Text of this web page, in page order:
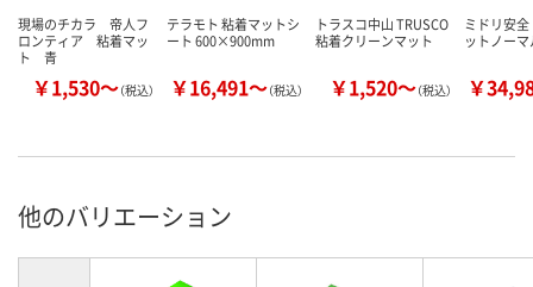
現場のチカラ 帝人フ
ロンティア 粘着マッ
ト 青
￥1,530～（税込）
テラモト 粘着マットシ
ート 600×900mm
￥16,491～（税込）
トラスコ中山 TRUSCO
粘着クリーンマット
￥1,520～（税込）
ミドリ安
ットノー
￥
他のバリエーション